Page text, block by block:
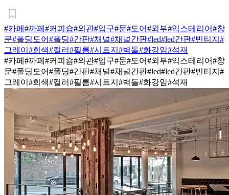
#카페 #까페 #커피숍#외관#입구#문#도어#외부#익스테리어#창
문#폴딩도어#폴딩#간판#채널#채널간판#led#led간판#빈티지 #
그레이 #회색#컬러#필름#시트지 #벽돌#화강암#석재
#카페 #까페 #커피숍#외관#입구#문#도어#외부#익스테리어#창
문#폴딩도어#폴딩#간판#채널#채널간판#led#led간판#빈티지 #
그레이 #회색#컬러#필름#시트지 #벽돌#화강암#석재